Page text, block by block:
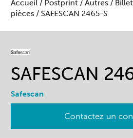
Accueil / Postprint /Autres /
pièces / SAFESCAN 2465-S
SAFESCAN
Safescan
Contactez un